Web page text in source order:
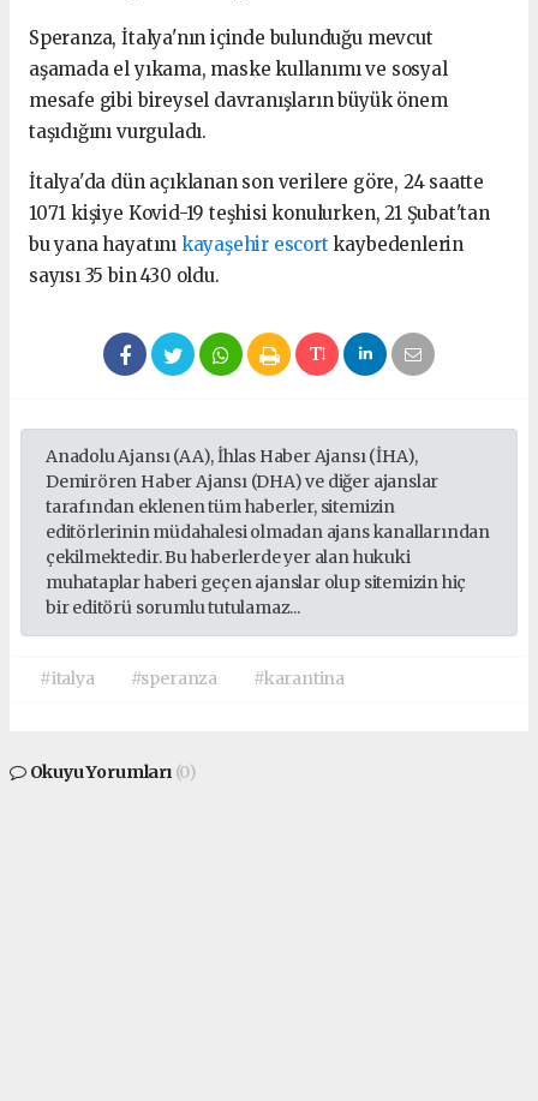
Speranza, İtalya'nın içinde bulunduğu mevcut
aşamada el yıkama, maske kullanımı ve sosyal
mesafe gibi bireysel davranışların büyük önem
taşıdığını vurguladı.
İtalya'da dün açıklanan son verilere göre, 24 saatte
1071 kişiye Kovid-19 teşhisi konulurken, 21 Şubat'tan
bu yana hayatını kayaşehir escort kaybedenlerin
sayısı 35 bin 430 oldu.
Anadolu Ajansı (AA), İhlas Haber Ajansı (İHA),
Demirören Haber Ajansı (DHA) ve diğer ajanslar
tarafından eklenen tüm haberler, sitemizin
editörlerinin müdahalesi olmadan ajans kanallarından
çekilmektedir. Bu haberlerde yer alan hukuki
muhataplar haberi geçen ajanslar olup sitemizin hiç
bir editörü sorumlu tutulamaz...
#italya #speranza #karantina
Okuyu Yorumları (0)